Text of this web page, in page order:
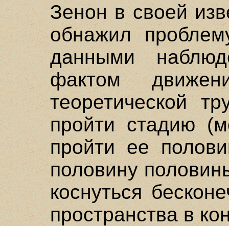
Зенон в своей
обнажил
данными
фактом
теоретической
пройти стадию
пройти ее
половину
коснуться
пространства в